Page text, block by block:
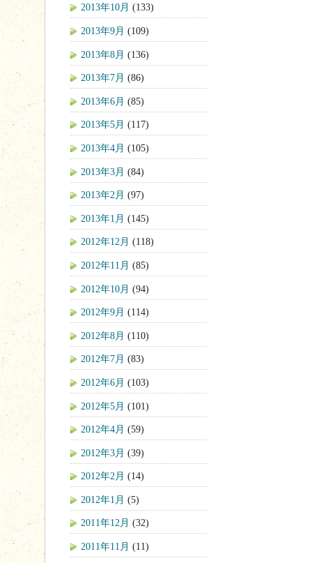
2013年10月 (133)
2013年9月 (109)
2013年8月 (136)
2013年7月 (86)
2013年6月 (85)
2013年5月 (117)
2013年4月 (105)
2013年3月 (84)
2013年2月 (97)
2013年1月 (145)
2012年12月 (118)
2012年11月 (85)
2012年10月 (94)
2012年9月 (114)
2012年8月 (110)
2012年7月 (83)
2012年6月 (103)
2012年5月 (101)
2012年4月 (59)
2012年3月 (39)
2012年2月 (14)
2012年1月 (5)
2011年12月 (32)
2011年11月 (11)